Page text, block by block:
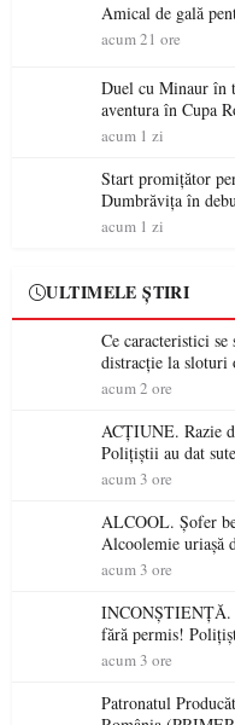
Amical de gală
acum 21 ore
Duel cu Minaur în
aventura în Cupa
acum 1 zi
Start promițător
Dumbrăvița în
acum 1 zi
ULTIMELE ȘTIRI
Ce caracteristici
distracție la sloturi
acum 2 ore
ACȚIUNE. Razie
Polițiștii au dat
permis într-o
acum 3 ore
ALCOOL. Șofer
Alcoolemie uriașă
acum 3 ore
INCONȘTIENȚĂ.
fără permis!
acum 3 ore
Patronatul